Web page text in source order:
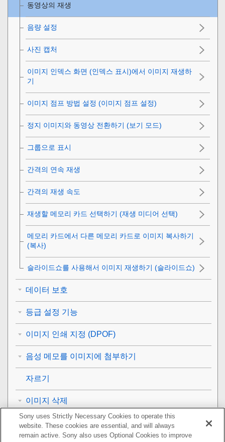
동영상의 재생
음량 설정
사진 캡처
이미지 인덱스 화면 (인덱스 표시)에서 이미지 재생하
기
이미지 점프 방법 설정 (이미지 점프 설정)
정지 이미지와 동영상 전환하기 (보기 모드)
그룹으로 표시
간격의 연속 재생
간격의 재생 속도
재생할 메모리 카드 선택하기 (재생 미디어 선택)
메모리 카드에서 다른 메모리 카드로 이미지 복사하기
(복사)
슬라이드쇼를 사용해서 이미지 재생하기 (슬라이드쇼)
데이터 보호
등급 설정 기능
이미지 인쇄 지정 (DPOF)
음성 메모를 이미지에 첨부하기
자르기
이미지 삭제
TV로 이미지 보기
Sony uses Strictly Necessary Cookies to operate this
website. These cookies are essential, and will always
remain active. Sony also uses Optional Cookies to improve